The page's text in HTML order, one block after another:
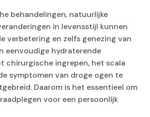
behandelingen, natuurlijke
in levensstijl kunnen
verbetering en zelfs genezing van
eenvoudige hydraterende
chirurgische ingrepen, het scala
symptomen van droge ogen te
Daarom is het essentieel om
voor een persoonlijk